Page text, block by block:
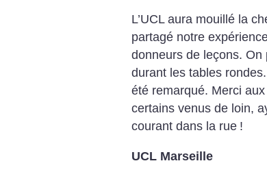
L’UCL aura mouillé la
partagé notre
donneurs de leçons.
durant les tables
été remarqué. Merci
certains venus de loin,
courant dans la rue !
UCL Marseille